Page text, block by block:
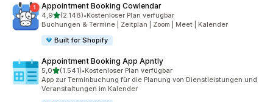
Appointment Booking Cowlendar
4,9von 5 Sternen
(2.148)
2148 Rezensionen insgesamt
•Kostenloser Plan verfügbar
Buchungen & Termine | Zeitplan | Zoom | Meet | Kalender
Built for Shopify
Appointment Booking App Apntly
5,0von 5 Sternen
(1.541)
1541 Rezensionen insgesamt
•Kostenloser Plan verfügbar
App zur Terminbuchung für die Planung von Dienstleistungen und
Veranstaltungen im Kalender